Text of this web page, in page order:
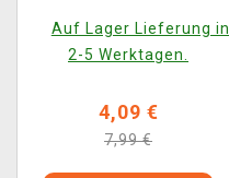
- Doctors
Auf Lager Lieferung in
2-5 Werktagen.
4,09 €
7,99 €